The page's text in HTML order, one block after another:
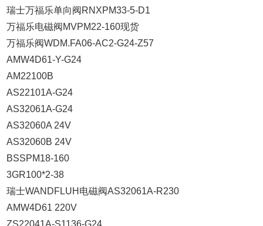
瑞士万福乐单向阀RNXPM33-5-D1
万福乐电磁阀MVPM22-160现货
万福乐阀WDM.FA06-AC2-G24-Z57
AMW4D61-Y-G24
AM22100B
AS22101A-G24
AS32061A-G24
AS32060A 24V
AS32060B 24V
BSSPM18-160
3GR100*2-38
瑞士WANDFLUH电磁阀AS32061A-R230
AMW4D61 220V